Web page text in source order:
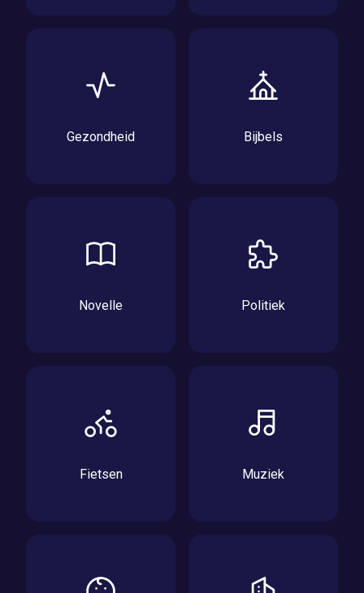
Gezondheid Bijbels
Novelle Politiek
Fietsen Muziek